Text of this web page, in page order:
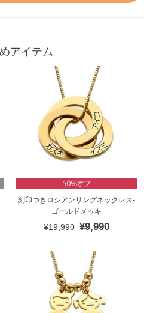
アイテム
刻印つきロシアンリングネックレス-
ゴールドメッキ
¥19,990 ¥9,990